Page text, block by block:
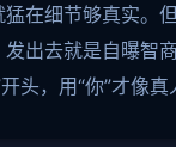
猛在细节够真实。
出去就是自曝智
开头，用“你”才像